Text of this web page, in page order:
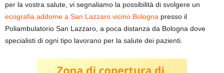
per la vostra salute, vi segnaliamo la possibilità di svolgere un
ecografia addome a San Lazzaro vicino Bologna presso il
Poliambulatorio San Lazzaro, a poca distanza da Bologna dove
specialisti di ogni tipo lavorano per la salute dei pazienti.